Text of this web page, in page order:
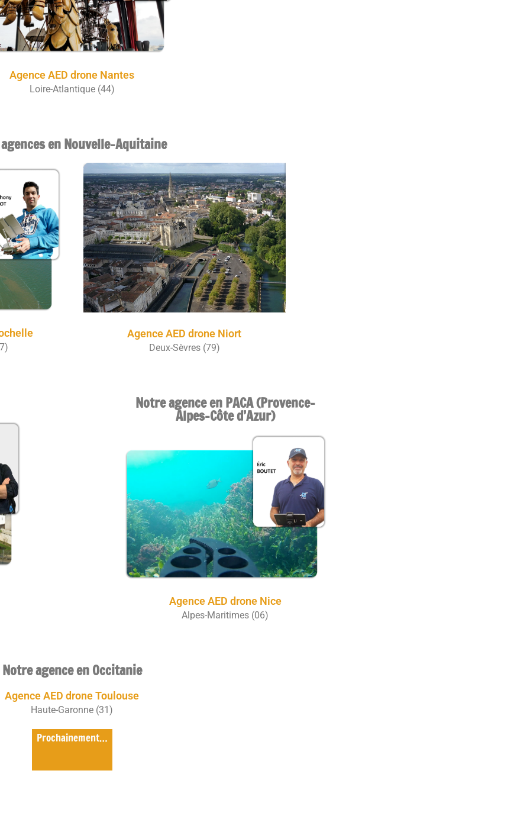
Agence AED drone Nantes
Loire-Atlantique (44)
en Nouvelle-Aquitaine
Agence AED drone Niort
Deux-Sèvres (79)
Notre agence en PACA (Provence-
Alpes-Côte d’Azur)
Agence AED drone Nice
Alpes-Maritimes (06)
Notre agence en Occitanie
Agence AED drone Toulouse
Haute-Garonne (31)
Prochainement…